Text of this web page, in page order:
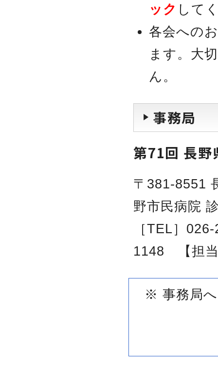
ック して
各会への
ます。大
ん。
事務局
第71回 長
〒381-8551
野市民病院
［TEL］
1148 【担
※ 事務局